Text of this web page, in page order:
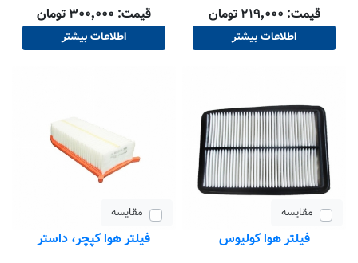
قیمت: ۲۱۹٬۰۰۰ تومان
اطلاعات بیشتر
قیمت: ۳۰۰٬۰۰۰ تومان
اطلاعات بیشتر
مقایسه
فیلتر هوا کولیوس
مقایسه
فیلتر هوا کپچر، داستر